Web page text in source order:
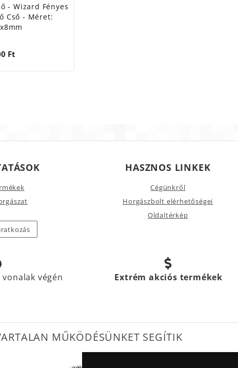
- Wizard Fényes
Cső - Méret:
Ft
HASZNOS LINKEK
Cégünkről
Horgászbolt elérhetőségei
Oldaltérkép
vonalak végén Extrém akciós termékek
MŰKÖDÉSÜNKET SEGÍTIK